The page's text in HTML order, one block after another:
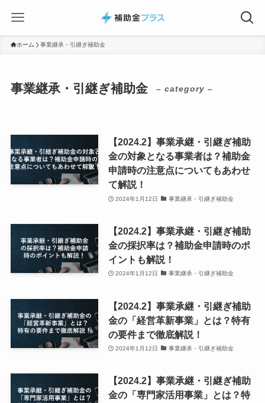
ホーム 事業継承・引継ぎ補助金
事業継承・引継ぎ補助金 – category –
【2024.2】事業承継・引継ぎ補助
金の対象となる事業者は？補助金
申請時の注意点についてもあわせ
て解説！
2024年1月12日 事業継承・引継ぎ補助金
【2024.2】事業承継・引継ぎ補助
金の採択率は？補助金申請時のポ
イントも解説！
2024年1月12日 事業継承・引継ぎ補助金
【2024.2】事業承継・引継ぎ補助
金の「経営革新事業」とは？特有
の要件まで徹底解説！
2024年1月12日 事業継承・引継ぎ補助金
【2024.2】事業承継・引継ぎ補助
金の「専門家活用事業」とは？特